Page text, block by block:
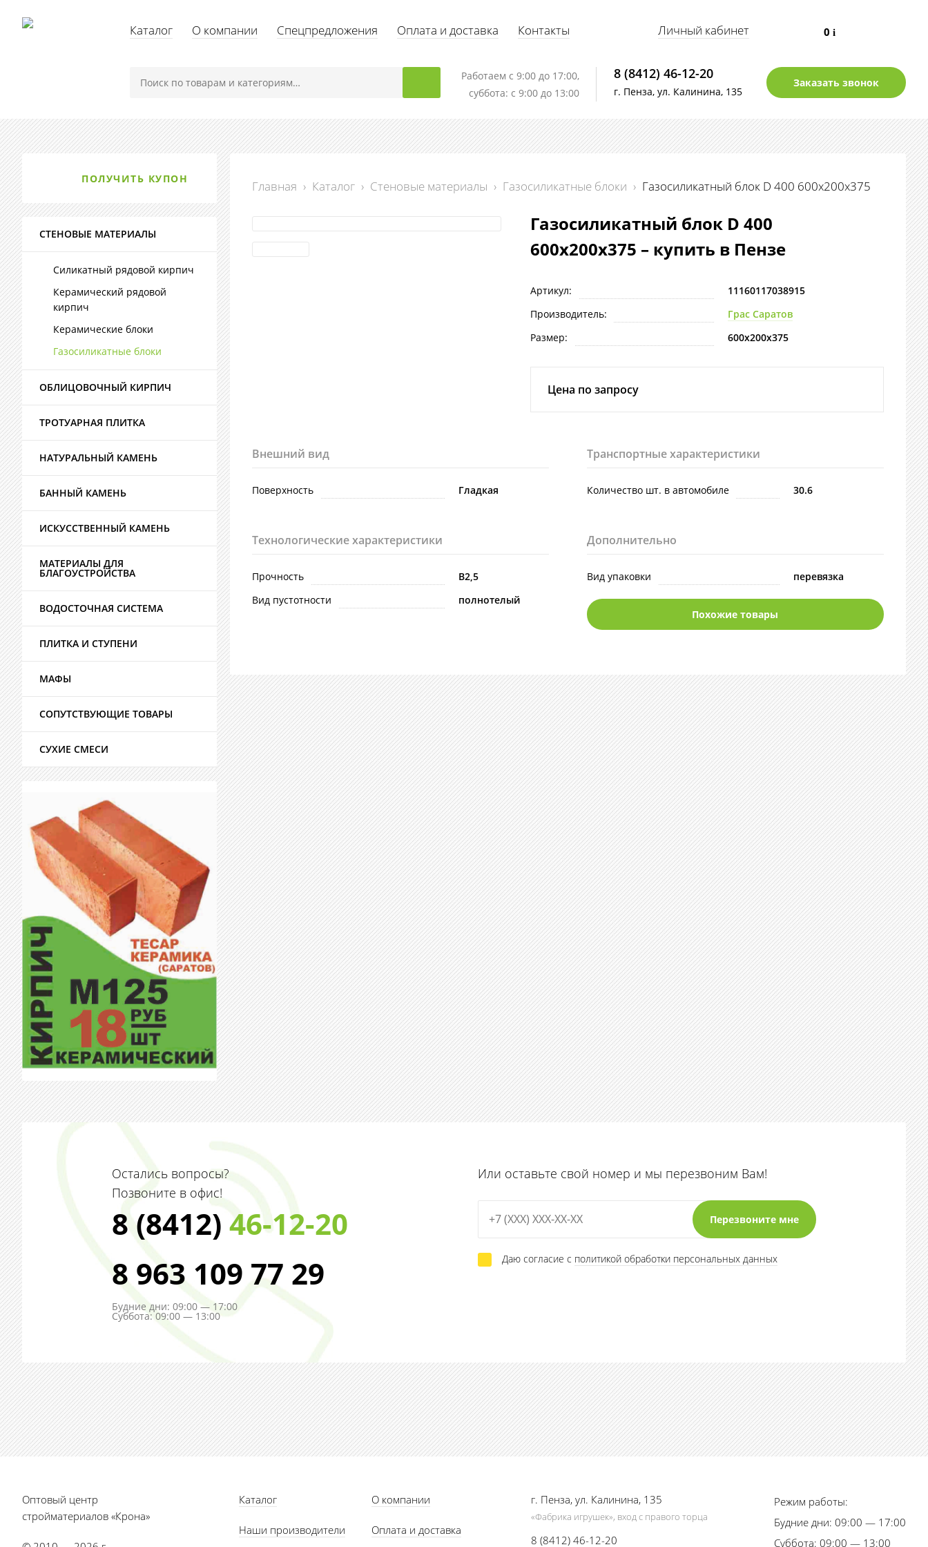
Каталог О компании Спецпредложения Оплата и доставка Контакты Личный кабинет 0i
Работаем c 9:00 до 17:00,
суббота: с 9:00 до 13:00
8 (8412) 46-12-20
г. Пенза, ул. Калинина, 135
Заказать звонок
Главная › Каталог › Стеновые материалы › Газосиликатные блоки › Газосиликатный блок D 400 600х200х375
Газосиликатный блок D 400
600х200х375 – купить в Пензе
Артикул:
11160117038915
Производитель:
Грас Саратов
Размер:
600х200х375
Цена по запросу
Внешний вид
Поверхность Гладкая
Транспортные характеристики
Количество шт. в автомобиле 30.6
Технологические характеристики
Прочность
В2,5
Вид пустотности
полнотелый
Дополнительно
Вид упаковки перевязка
Похожие товары
ПОЛУЧИТЬ КУПОН
СТЕНОВЫЕ МАТЕРИАЛЫ
Силикатный рядовой кирпич
Керамический рядовой
кирпич
Керамические блоки
Газосиликатные блоки
ОБЛИЦОВОЧНЫЙ КИРПИЧ
ТРОТУАРНАЯ ПЛИТКА
НАТУРАЛЬНЫЙ КАМЕНЬ
БАННЫЙ КАМЕНЬ
ИСКУССТВЕННЫЙ КАМЕНЬ
МАТЕРИАЛЫ ДЛЯ
БЛАГОУСТРОЙСТВА
ВОДОСТОЧНАЯ СИСТЕМА
ПЛИТКА И СТУПЕНИ
МАФЫ
СОПУТСТВУЮЩИЕ ТОВАРЫ
СУХИЕ СМЕСИ
Остались вопросы?
Позвоните в офис!
8 (8412) 46-12-20
8 963 109 77 29
Будние дни: 09:00 — 17:00
Суббота: 09:00 — 13:00
Или оставьте свой номер и мы перезвоним Вам!
Даю согласие с политикой обработки персональных данных
Оптовый центр
стройматериалов «Крона»
Каталог О компании
Наши производители Оплата и доставка
г. Пенза, ул. Калинина, 135
«Фабрика игрушек», вход с правого торца
8 (8412) 46-12-20
Режим работы:
Будние дни: 09:00 — 17:00
Суббота: 09:00 — 13:00